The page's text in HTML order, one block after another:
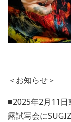
＜お知らせ＞
■2025年2月 11日
露試写会に